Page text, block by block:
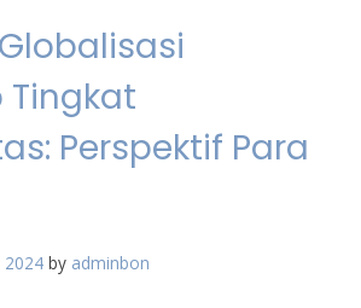
Perspektif Para
2024 by adminbon